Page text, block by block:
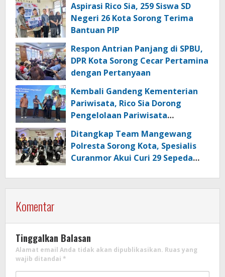
Aspirasi Rico Sia, 259 Siswa SD
Negeri 26 Kota Sorong Terima
Bantuan PIP
Respon Antrian Panjang di SPBU,
DPR Kota Sorong Cecar Pertamina
dengan Pertanyaan
Kembali Gandeng Kementerian
Pariwisata, Rico Sia Dorong
Pengelolaan Pariwisata
Ditangkap Team Mangewang
Polresta Sorong Kota, Spesialis
Curanmor Akui Curi 29 Sepeda
Komentar
Tinggalkan Balasan
Alamat email Anda tidak akan dipublikasikan. Ruas yang
wajib ditandai *